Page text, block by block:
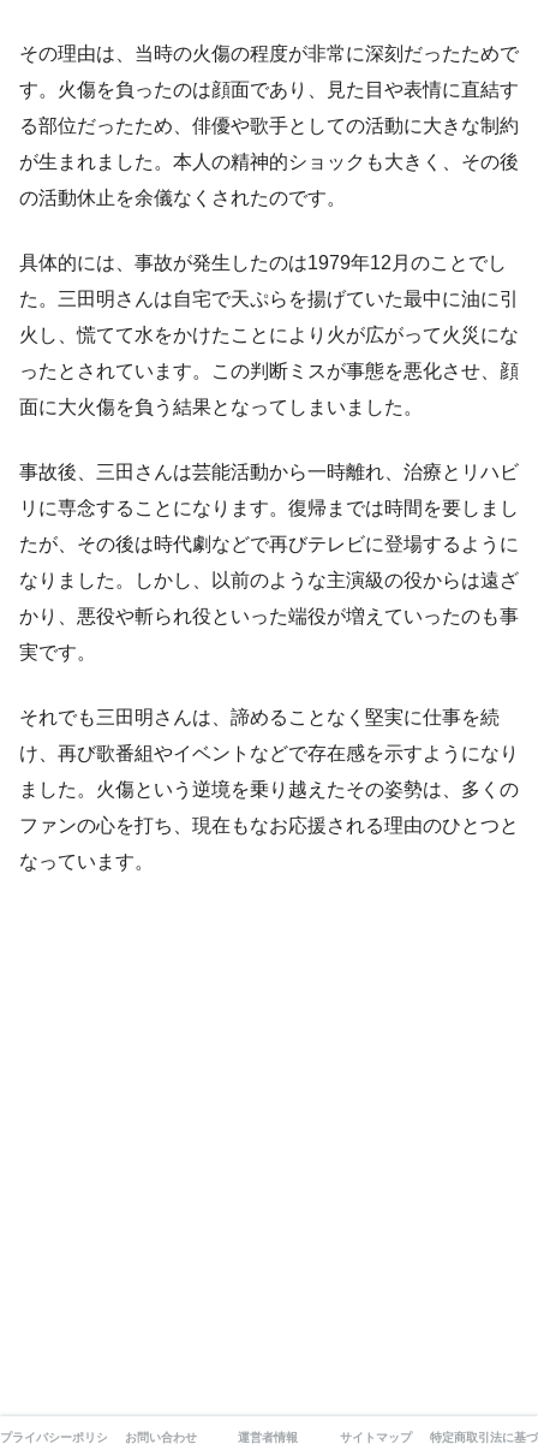
その理由は、当時の火傷の程度が非常に深刻だったためで
す。火傷を負ったのは顔面であり、見た目や表情に直結す
る部位だったため、俳優や歌手としての活動に大きな制約
が生まれました。本人の精神的ショックも大きく、その後
の活動休止を余儀なくされたのです。
具体的には、事故が発生したのは1979年12月のことでし
た。三田明さんは自宅で天ぷらを揚げていた最中に油に引
火し、慌てて水をかけたことにより火が広がって火災にな
ったとされています。この判断ミスが事態を悪化させ、顔
面に大火傷を負う結果となってしまいました。
事故後、三田さんは芸能活動から一時離れ、治療とリハビ
リに専念することになります。復帰までは時間を要しまし
たが、その後は時代劇などで再びテレビに登場するように
なりました。しかし、以前のような主演級の役からは遠ざ
かり、悪役や斬られ役といった端役が増えていったのも事
実です。
それでも三田明さんは、諦めることなく堅実に仕事を続
け、再び歌番組やイベントなどで存在感を示すようになり
ました。火傷という逆境を乗り越えたその姿勢は、多くの
ファンの心を打ち、現在もなお応援される理由のひとつと
なっています。
プライバシーポリシー お問い合わせ 運営者情報 サイトマップ 特定商取引法に基